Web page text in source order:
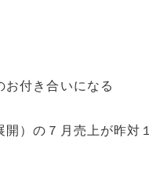
お付き合いになる
）の７月売上が昨対